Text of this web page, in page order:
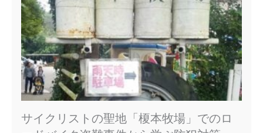
サイクリストの聖地「榎本牧場」でのロ